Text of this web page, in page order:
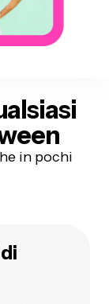
in pochi